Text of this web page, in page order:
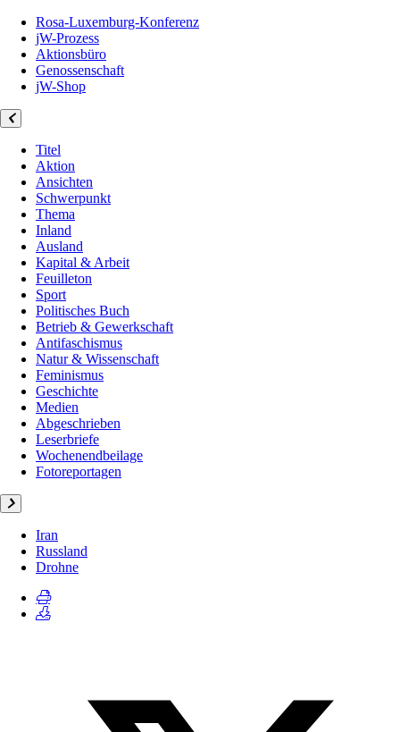
Rosa-Luxemburg-Konferenz
jW-Prozess
Aktionsbüro
Genossenschaft
jW-Shop
Titel
Aktion
Ansichten
Schwerpunkt
Thema
Inland
Ausland
Kapital & Arbeit
Feuilleton
Sport
Politisches Buch
Betrieb & Gewerkschaft
Antifaschismus
Natur & Wissenschaft
Feminismus
Geschichte
Medien
Abgeschrieben
Leserbriefe
Wochenendbeilage
Fotoreportagen
Iran
Russland
Drohne